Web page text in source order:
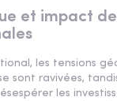
et impact
les tensions
sont ravivées,
les